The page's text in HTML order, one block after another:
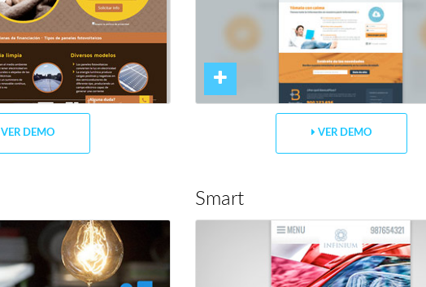
VER DEMO VER DEMO
Smart